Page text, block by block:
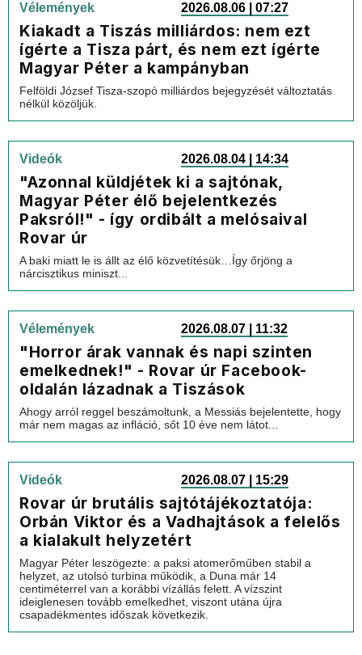
Vélemények 2026.08.06 | 07:27
Kiakadt a Tiszás milliárdos: nem ezt
ígérte a Tisza párt, és nem ezt ígérte
Magyar Péter a kampányban
Felföldi József Tisza-szopó milliárdos bejegyzését változtatás
nélkül közöljük.
Videók 2026.08.04 | 14:34
"Azonnal küldjétek ki a sajtónak,
Magyar Péter élő bejelentkezés
Paksról!" - így ordibált a melósaival
Rovar úr
A baki miatt le is állt az élő közvetítésük…Így őrjöng a
nárcisztikus miniszt...
Vélemények 2026.08.07 | 11:32
"Horror árak vannak és napi szinten
emelkednek!" - Rovar úr Facebook-
oldalán lázadnak a Tiszások
Ahogy arról reggel beszámoltunk, a Messiás bejelentette, hogy
már nem magas az infláció, sőt 10 éve nem látot...
Videók 2026.08.07 | 15:29
Rovar úr brutális sajtótájékoztatója:
Orbán Viktor és a Vadhajtások a felelős
a kialakult helyzetért
Magyar Péter leszögezte: a paksi atomerőműben stabil a
helyzet, az utolsó turbina működik, a Duna már 14
centiméterrel van a korábbi vízállás felett. A vízszint
ideiglenesen tovább emelkedhet, viszont utána újra
csapadékmentes időszak következik.